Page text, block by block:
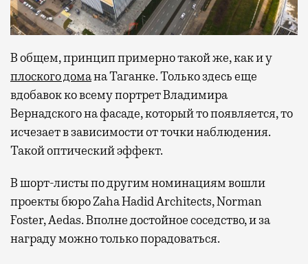
В общем, принцип примерно такой же, как и у
плоского домана Таганке. Только здесь еще
вдобавок ко всему портрет Владимира
Вернадского на фасаде, который то появляется, то
исчезает в зависимости от точки наблюдения.
Такой оптический эффект.
В шорт-листы по другим номинациям вошли
проекты бюро Zaha Hadid Architects, Norman
Foster, Aedas. Вполне достойное соседство, и за
награду можно только порадоваться.